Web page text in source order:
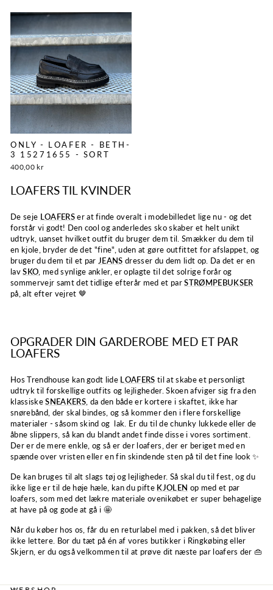
ONLY - LOAFER - BETH-
3 15271655 - SORT
400,00 kr
LOAFERS TIL KVINDER
De seje LOAFERSer at finde overalt i modebilledet lige nu - og det
forstår vi godt! Den cool og anderledes sko skaber et helt unikt
udtryk, uanset hvilket outfit du bruger dem til. Smækker du dem til
en kjole, bryder de det "fine", uden at gøre outfittet for afslappet, og
bruger du dem til et par JEANS dresser du dem lidt op. Da det er en
lavSKO , med synlige ankler, er oplagte til det solrige forår og
sommervejr samt det tidlige efterår med et parSTRØMPEBUKSER
på, alt efter vejret 🤎
OPGRADER DIN GARDEROBE MED ET PAR
LOAFERS
Hos Trendhouse kan godt lide LOAFERS til at skabe et personligt
udtryk til forskellige outfits og lejligheder. Skoen afviger sig fra den
klassiskeSNEAKERS, da den både er kortere i skaftet, ikke har
snørebånd, der skal bindes, og så kommer den i flere forskellige
materialer - såsom skind og lak. Er du til de chunky lukkede eller de
åbne slippers, så kan du blandt andet finde disse i vores sortiment.
Der er de mere enkle, og så er der loafers, der er beriget med en
spænde over vristen eller en fin skindende sten på til det fine look ✨
De kan bruges til alt slags tøj og lejligheder. Så skal du til fest, og du
ikke lige er til de høje hæle, kan du pifte KJOLEN op med et par
loafers, som med det lækre materiale ovenikøbet er super behagelige
at have på og gode at gå i 🤩
Når du køber hos os, får du en returlabel med i pakken, så det bliver
ikke lettere. Bor du tæt på én af vores butikker i Ringkøbing eller
Skjern, er du også velkommen til at prøve dit næste par loafers der 👜